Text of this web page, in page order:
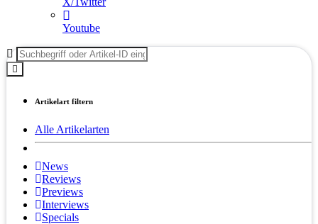
Youtube
Artikelart filtern
Alle Artikelarten
News
Reviews
Previews
Interviews
Specials